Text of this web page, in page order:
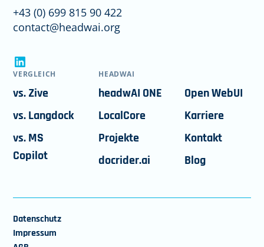
+43 (0) 699 815 90 422
contact@headwai.org
VERGLEICH
vs. Zive
vs. Langdock
vs. MS
Copilot
HEADWAI
headwAI ONE
LocalCore
Projekte
docrider.ai
Open WebUI
Karriere
Kontakt
Blog
Datenschutz
Impressum